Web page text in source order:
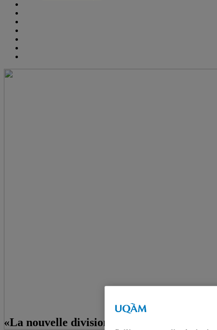
«La nouvelle division internationale du